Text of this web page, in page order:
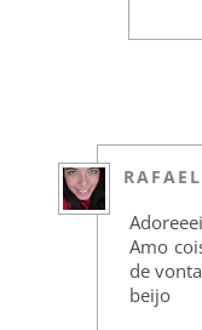
Amo
de
beijo